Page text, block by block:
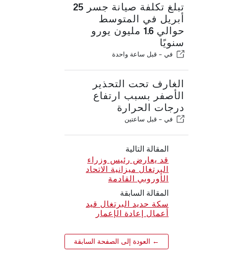
تبلغ تكلفة صيانة جسر 25
أبريل في المتوسط
حوالي 1.6 مليون يورو
سنويًا
في - قبل ساعة واحدة
الغارف تحت التحذير
الأصفر بسبب ارتفاع
درجات الحرارة
في - قبل ساعتين
المقالة التالية
قد يعارض رئيس وزراء
البرتغال ميزانية الاتحاد
الأوروبي القادمة
المقالة السابقة
سكة حديد البرتغال قيد
أعمال إعادة الإعمار
← العودة إلى الصفحة السابقة